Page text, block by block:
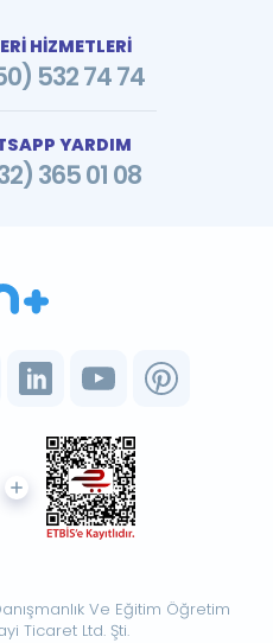
HİZMETLERİ
532 74 74
YARDIM
365 01 08
Ve Eğitim Öğretim
Ticaret Ltd. Şti.